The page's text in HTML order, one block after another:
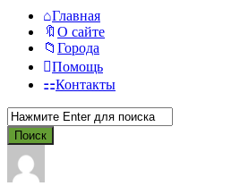
Главная
О сайте
Города
Помощь
Контакты